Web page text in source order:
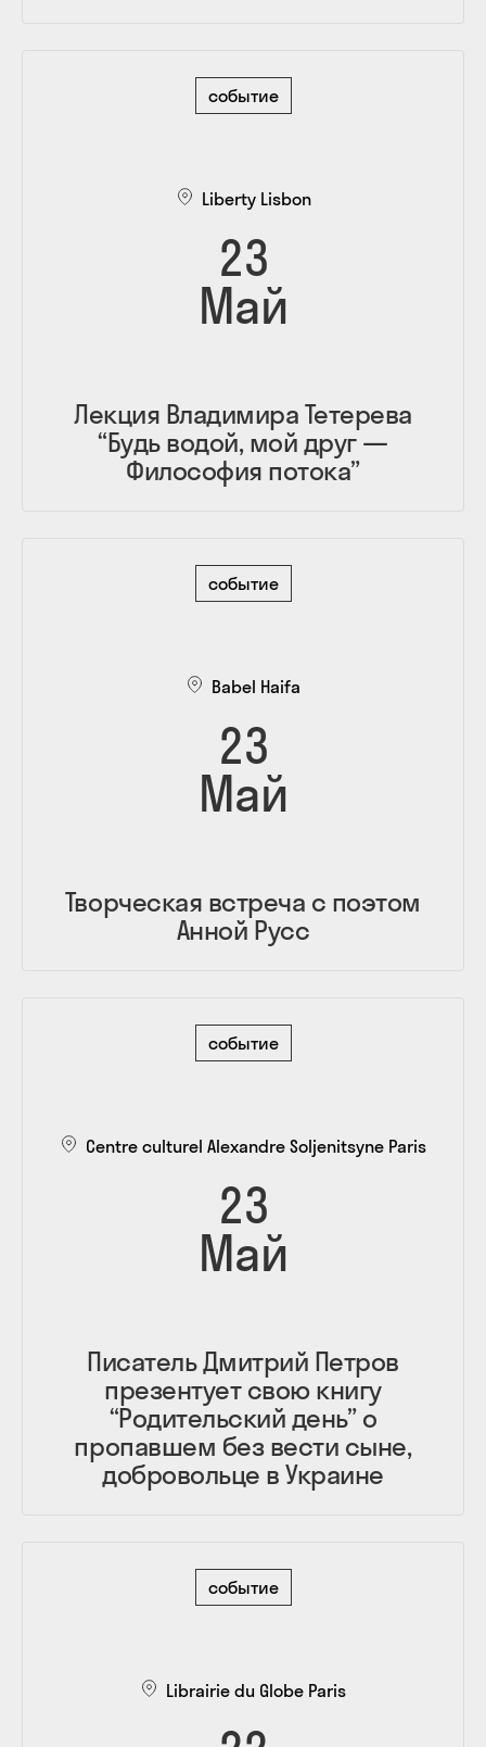
событие
Liberty Lisbon
23
Май
Лекция Владимира Тетерева
“Будь водой, мой друг —
Философия потока”
событие
Babel Haifa
23
Май
Творческая встреча с поэтом
Анной Русс
событие
Centre culturel Alexandre Soljenitsyne Paris
23
Май
Писатель Дмитрий Петров
презентует свою книгу
“Родительский день” о
пропавшем без вести сыне,
добровольце в Украине
событие
Librairie du Globe Paris